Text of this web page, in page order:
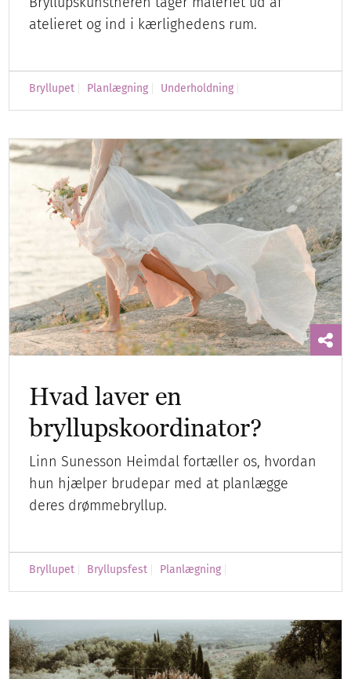
atelieret og ind i kærlighedens rum.
Bryllupet Planlægning Underholdning
Hvad laver en
bryllupskoordinator?
Linn Sunesson Heimdal fortæller os, hvordan
hun hjælper brudepar med at planlægge
deres drømmebryllup.
Bryllupet Bryllupsfest Planlægning